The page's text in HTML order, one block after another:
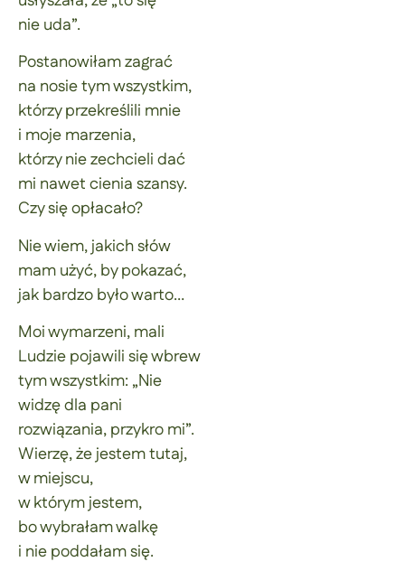
nie uda”.
Postanowiłam zagrać
na nosie tym wszystkim,
którzy przekreślili mnie
i moje marzenia,
którzy nie zechcieli dać
mi nawet cienia szansy.
Czy się opłacało?
Nie wiem, jakich słów
mam użyć, by pokazać,
jak bardzo było warto…
Moi wymarzeni, mali
Ludzie pojawili się wbrew
tym wszystkim: „Nie
widzę dla pani
rozwiązania, przykro mi”.
Wierzę, że jestem tutaj,
w miejscu,
w którym jestem,
bo wybrałam walkę
i nie poddałam się.